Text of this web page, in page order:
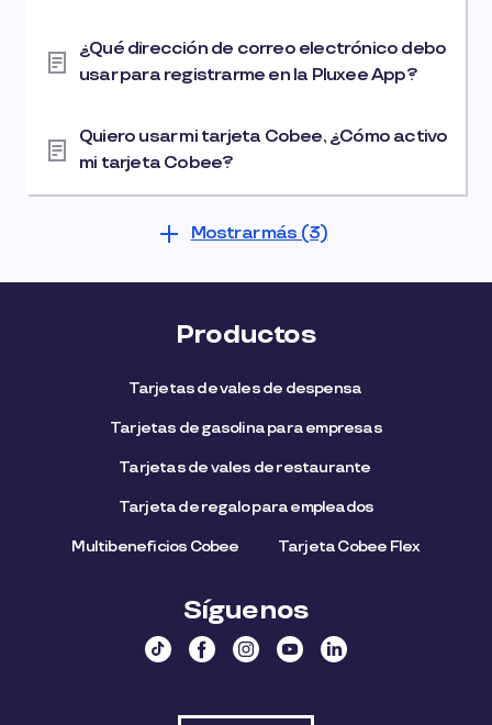
¿Qué dirección de correo electrónico debo
usar para registrarme en la Pluxee App?
Quiero usar mi tarjeta Cobee, ¿Cómo activo
mi tarjeta Cobee?
Mostrar más (3)
Productos
Tarjetas de vales de despensa
Tarjetas de gasolina para empresas
Tarjetas de vales de restaurante
Tarjeta de regalo para empleados​
Multibeneficios Cobee Tarjeta Cobee Flex
Síguenos